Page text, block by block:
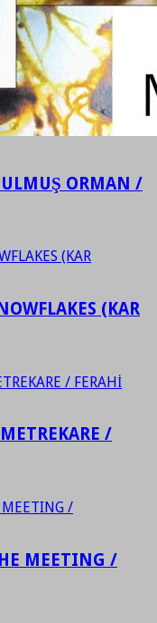
ORMAN /
(KAR
/
MEETING /